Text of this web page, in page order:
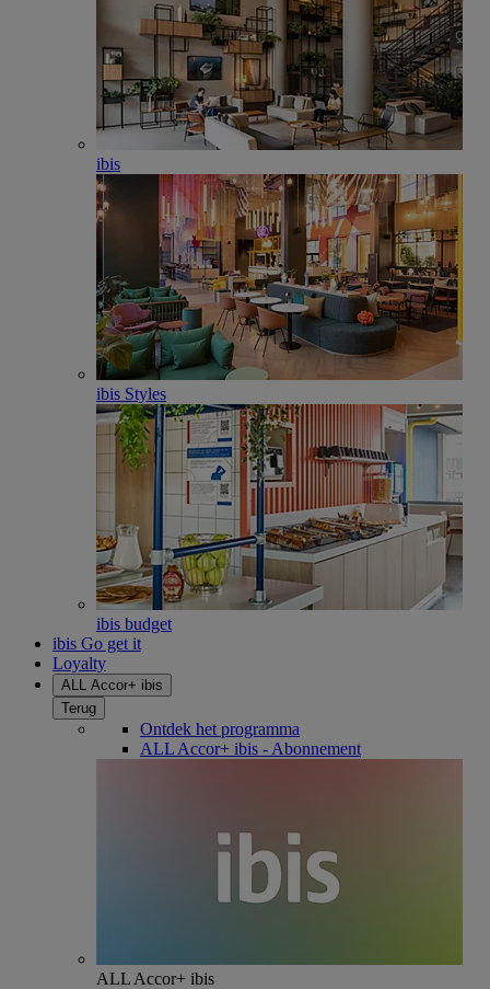
ibis
ibis Styles
ibis budget
ibis Go get it
Loyalty
ALL Accor+ ibis
Terug
Ontdek het programma
ALL Accor+ ibis - Abonnement
ALL Accor+ ibis